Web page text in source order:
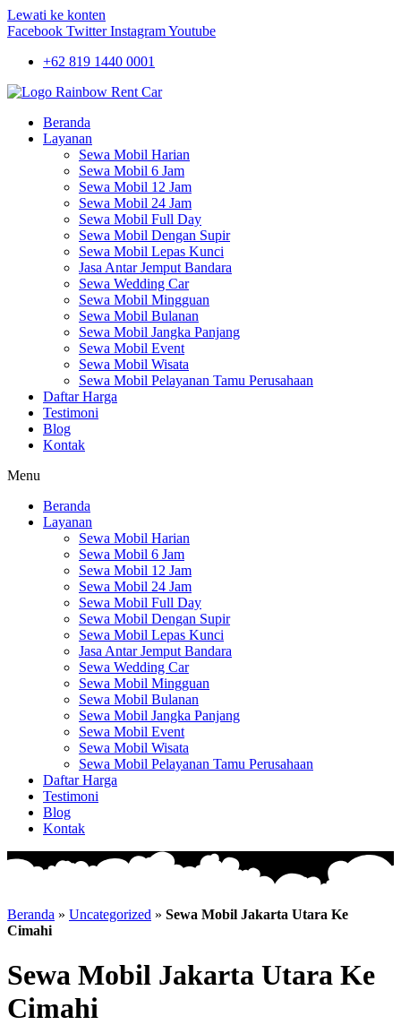
Lewati ke konten
Facebook Twitter InstagramYoutube
+62 819 1440 0001
Beranda
Layanan
Sewa Mobil Harian
Sewa Mobil 6 Jam
Sewa Mobil 12 Jam
Sewa Mobil 24 Jam
Sewa Mobil Full Day
Sewa Mobil Dengan Supir
Sewa Mobil Lepas Kunci
Jasa Antar Jemput Bandara
Sewa Wedding Car
Sewa Mobil Mingguan
Sewa Mobil Bulanan
Sewa Mobil Jangka Panjang
Sewa Mobil Event
Sewa Mobil Wisata
Sewa Mobil Pelayanan Tamu Perusahaan
Daftar Harga
Testimoni
Blog
Kontak
Menu
Beranda
Layanan
Sewa Mobil Harian
Sewa Mobil 6 Jam
Sewa Mobil 12 Jam
Sewa Mobil 24 Jam
Sewa Mobil Full Day
Sewa Mobil Dengan Supir
Sewa Mobil Lepas Kunci
Jasa Antar Jemput Bandara
Sewa Wedding Car
Sewa Mobil Mingguan
Sewa Mobil Bulanan
Sewa Mobil Jangka Panjang
Sewa Mobil Event
Sewa Mobil Wisata
Sewa Mobil Pelayanan Tamu Perusahaan
Daftar Harga
Testimoni
Blog
Kontak
Beranda » Uncategorized » Sewa Mobil Jakarta Utara Ke
Cimahi
Sewa Mobil Jakarta Utara Ke
Cimahi